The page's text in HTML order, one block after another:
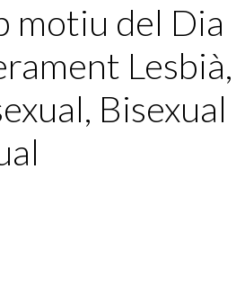
motiu del Dia
Lesbià,
Bisexual